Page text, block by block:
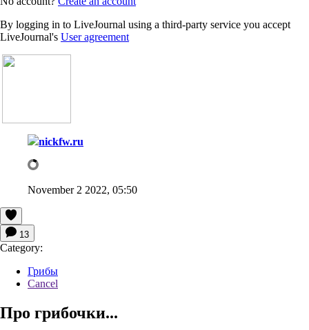
By logging in to LiveJournal using a third-party service you accept
LiveJournal's User agreement
nickfw.ru
November 2 2022, 05:50
13
Category:
Грибы
Cancel
Про грибочки...